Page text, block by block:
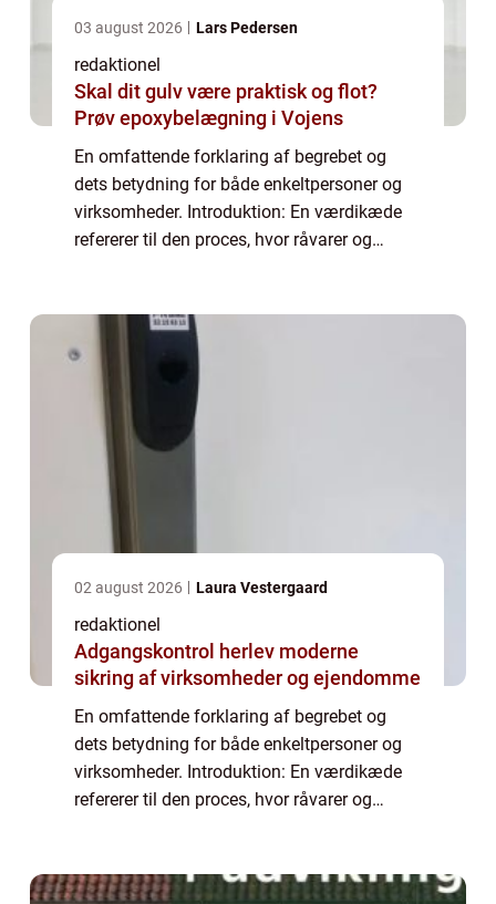
03 august 2026 Lars Pedersen
redaktionel
Skal dit gulv være praktisk og flot?
Prøv epoxybelægning i Vojens
En omfattende forklaring af begrebet og
dets betydning for både enkeltpersoner og
virksomheder. Introduktion: En værdikæde
refererer til den proces, hvor råvarer og
02 august 2026 Laura Vestergaard
redaktionel
Adgangskontrol herlev moderne
sikring af virksomheder og ejendomme
En omfattende forklaring af begrebet og
dets betydning for både enkeltpersoner og
virksomheder. Introduktion: En værdikæde
refererer til den proces, hvor råvarer og